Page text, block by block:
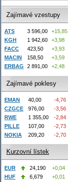
Zajímavé vzestupy
ATS 3 596,00
+15,85
KGH
1 942,60
+3,98
FACC
423,50
+3,93
MACIN
158,50
+3,59
ERBAG
2 891,00 +2,48
Zajímavé poklesy
EMAN 40,00
-4,76
CZGCE
976,00
-3,56
RWE
1 355,00
-2,84
PILLE
107,00
-2,73
NOKIA
209,20 -2,70
Kurzovní lístek
EUR 24,190
+0,04
HUF
6,679
+0,01